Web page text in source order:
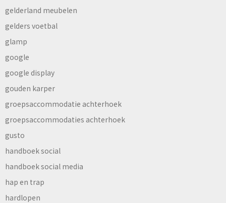
gelderland meubelen
gelders voetbal
glamp
google
google display
gouden karper
groepsaccommodatie achterhoek
groepsaccommodaties achterhoek
gusto
handboek social
handboek social media
hap en trap
hardlopen